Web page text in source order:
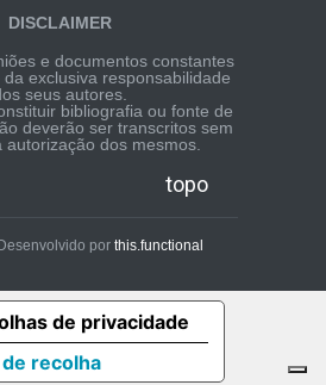
DISCLAIMER
e documentos constantes
exclusiva responsabilidade
seus autores.
bibliografia ou fonte de
deverão ser transcritos sem
autorização dos mesmos.
topo
por this.functional
recolha
de privacidade